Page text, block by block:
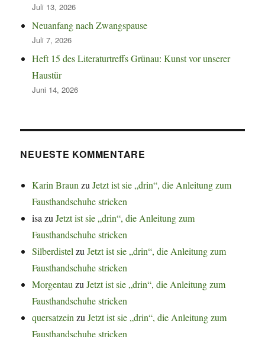
Juli 13, 2026
Neuanfang nach Zwangspause
Juli 7, 2026
Heft 15 des Literaturtreffs Grünau: Kunst vor unserer
Haustür
Juni 14, 2026
NEUESTE KOMMENTARE
Karin Braun zuJetzt ist sie „drin“, die Anleitung zum
Fausthandschuhe stricken
isa zuJetzt ist sie „drin“, die Anleitung zum
Fausthandschuhe stricken
Silberdistel zuJetzt ist sie „drin“, die Anleitung zum
Fausthandschuhe stricken
Morgentau zuJetzt ist sie „drin“, die Anleitung zum
Fausthandschuhe stricken
quersatzein zuJetzt ist sie „drin“, die Anleitung zum
Fausthandschuhe stricken